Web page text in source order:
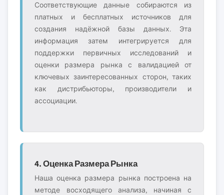
Соответствующие данные собираются из
платных и бесплатных источников для
создания надёжной базы данных. Эта
информация затем интегрируется для
поддержки первичных исследований и
оценки размера рынка с валидацией от
ключевых заинтересованных сторон, таких
как дистрибьюторы, производители и
ассоциации.
4. Оценка Размера Рынка
Наша оценка размера рынка построена на
методе восходящего анализа, начиная с